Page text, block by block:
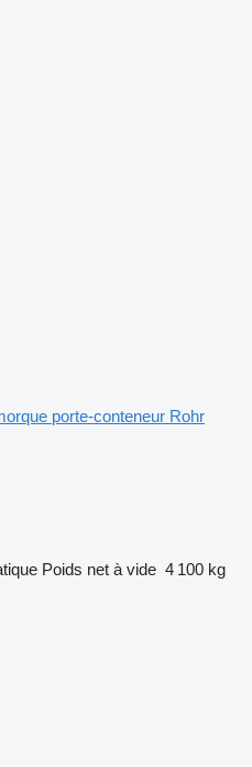
porte-conteneur Rohr
Poids net à vide 4 100 kg